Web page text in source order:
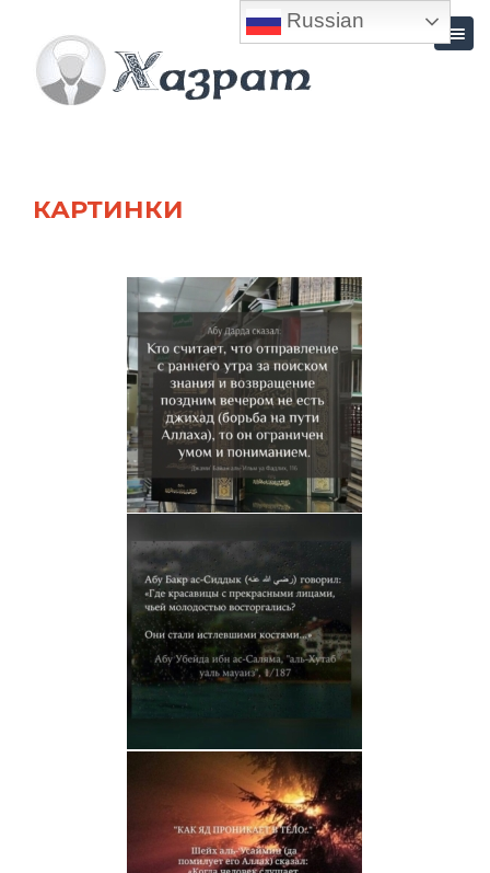
КАРТИНКИ
Russian